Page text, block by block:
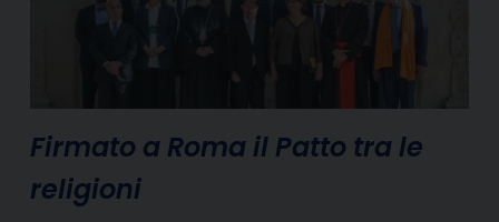
Firmato a Roma il Patto tra le
religioni